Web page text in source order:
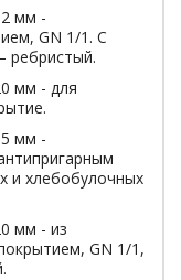
мм -
GN 1/1. С
ребристый.
мм - для
мм -
и хлебобулочных
мм - из
GN 1/1,